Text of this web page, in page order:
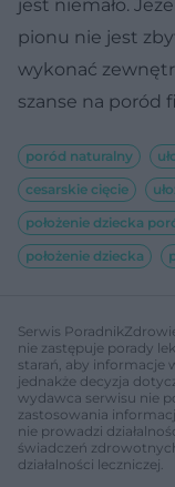
jest niemało.
pionu nie jest
wykonać
szanse na poród
poród naturalny
cesarskie cięcie
położenie dziecka
położenie dziecka
Serwis
nie zastępuje porady
starań, aby informacje
jednakże decyzja
wydawca serwisu nie
zastosowania
nie prowadzi
świadczeń
działalności leczniczej.